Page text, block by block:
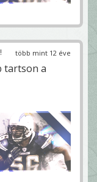
több mint 12 éve
tartson a